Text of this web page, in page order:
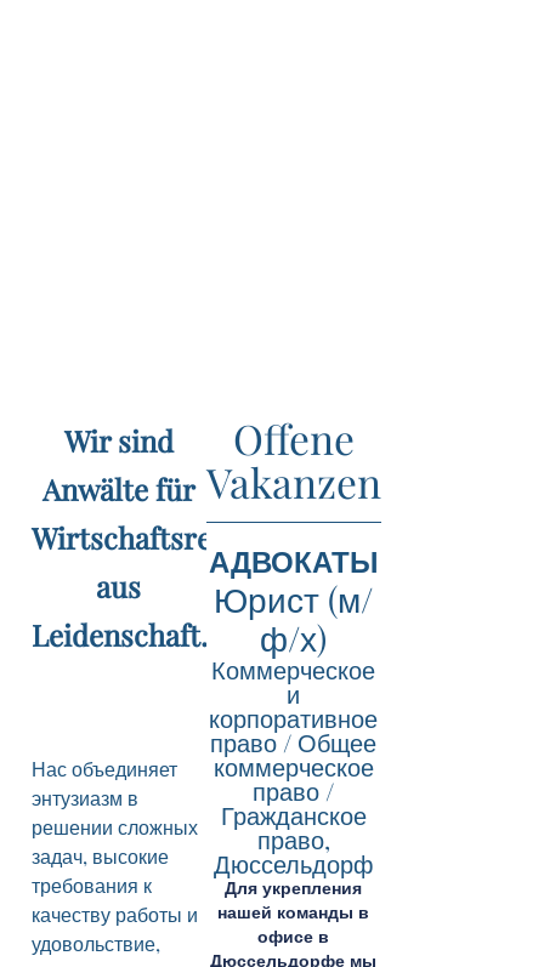
Wir sind
Anwälte für
Wirtschaftsrecht
aus
Leidenschaft.
Нас объединяет
энтузиазм в
решении сложных
задач, высокие
требования к
качеству работы и
удовольствие,
Offene
Vakanzen
АДВОКАТЫ
Юрист (м/
ф/х)
Коммерческое
и
корпоративное
право / Общее
коммерческое
право /
Гражданское
право,
Дюссельдорф
Для укрепления
нашей команды в
офисе в
Дюссельдорфе мы